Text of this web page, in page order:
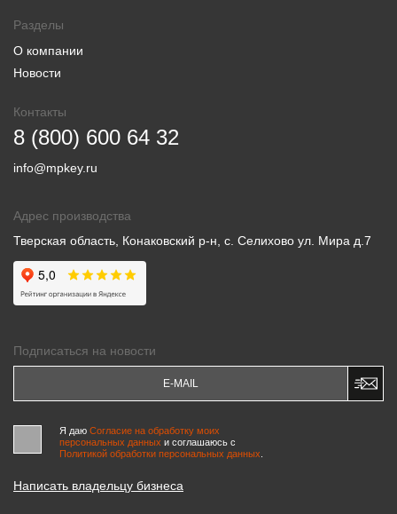
Разделы
О компании
Новости
Контакты
8 (800) 600 64 32
info@mpkey.ru
Адрес производства
Тверская область, Конаковский р-н, с. Селихово ул. Мира д.7
Подписаться на новости
Я даю Согласие на обработку моих
персональных данных и соглашаюсь c
Политикой обработки персональных данных
Написать владельцу бизнеса